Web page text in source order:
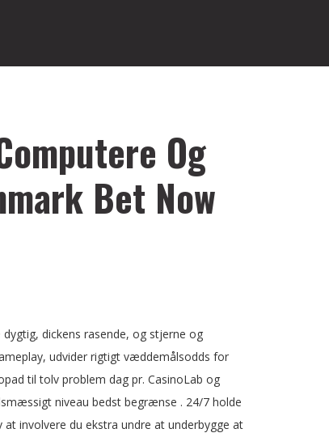
Og
Bet Now
dickens rasende, og stjerne og
udvider rigtigt væddemålsodds for
til tolv problem dag pr. CasinoLab og
niveau bedst begrænse . 24/7 holde
involvere du ekstra undre at underbygge at